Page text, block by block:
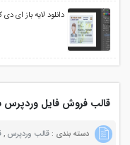
دانلود لایه باز ای
قالب فروش فایل
دسته بندی : قالب وردپرس ,